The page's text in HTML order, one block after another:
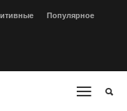
Популярное